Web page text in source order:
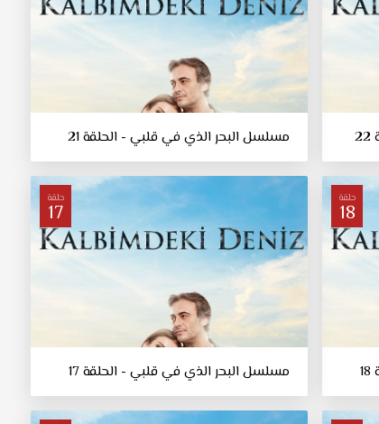
مسلسل البحر الذي في قلبي - الحلقة 21
حلقة
18
حلقة
17
مسلسل البحر الذي في قلبي - الحلقة 17